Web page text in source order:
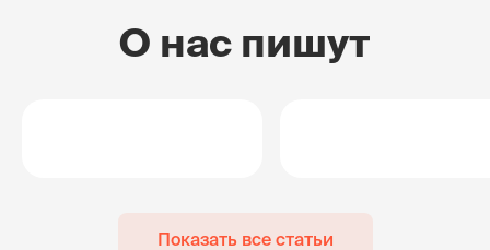
О нас пишут
Показать все статьи